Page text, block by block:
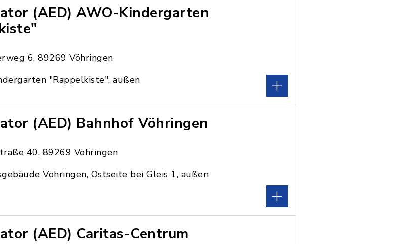
(AED) AWO-Kindergarten
6, 89269 Vöhringen
"Rappelkiste", außen
(AED) Bahnhof Vöhringen
40, 89269 Vöhringen
Vöhringen, Ostseite bei Gleis 1, außen
(AED) Caritas-Centrum